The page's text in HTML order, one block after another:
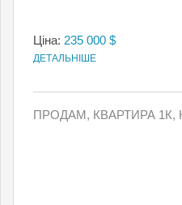
Ціна: 235 000 $
ДЕТАЛЬНІШЕ
ПРОДАМ, КВАРТИРА 1К,